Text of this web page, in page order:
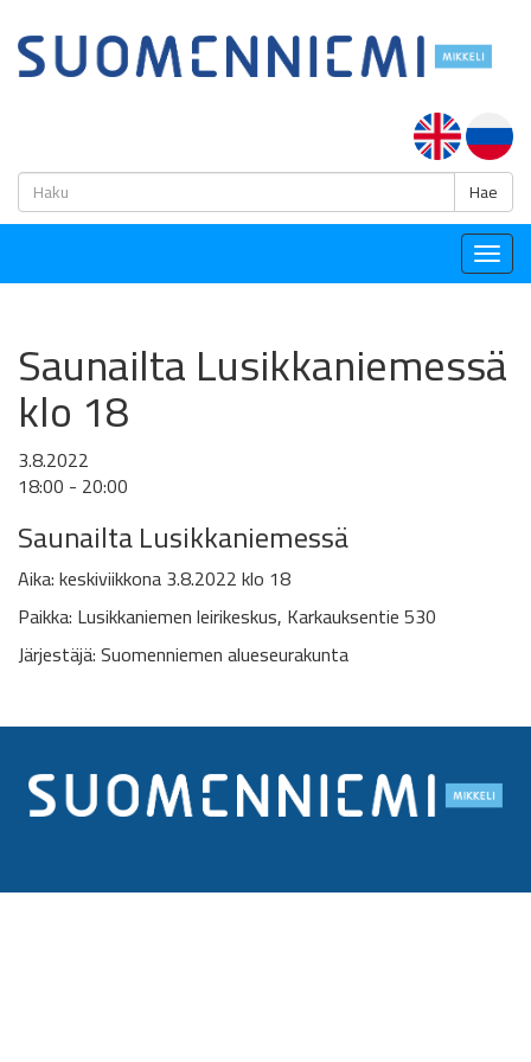
Hae
Saunailta Lusikkaniemessä
klo 18
3.8.2022
18:00 - 20:00
Saunailta Lusikkaniemessä
Aika: keskiviikkona 3.8.2022 klo 18
Paikka: Lusikkaniemen leirikeskus, Karkauksentie 530
Järjestäjä: Suomenniemen alueseurakunta